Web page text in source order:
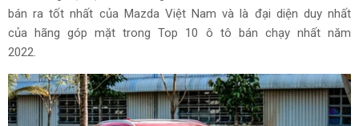
bán ra tốt nhất của Mazda Việt Nam và là đại diện duy nhất
của hãng góp mặt trong Top 10 ô tô bán chạy nhất năm
2022.